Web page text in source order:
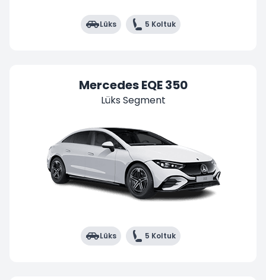
Lüks 5 Koltuk
Mercedes EQE 350
Lüks Segment
Lüks 5 Koltuk